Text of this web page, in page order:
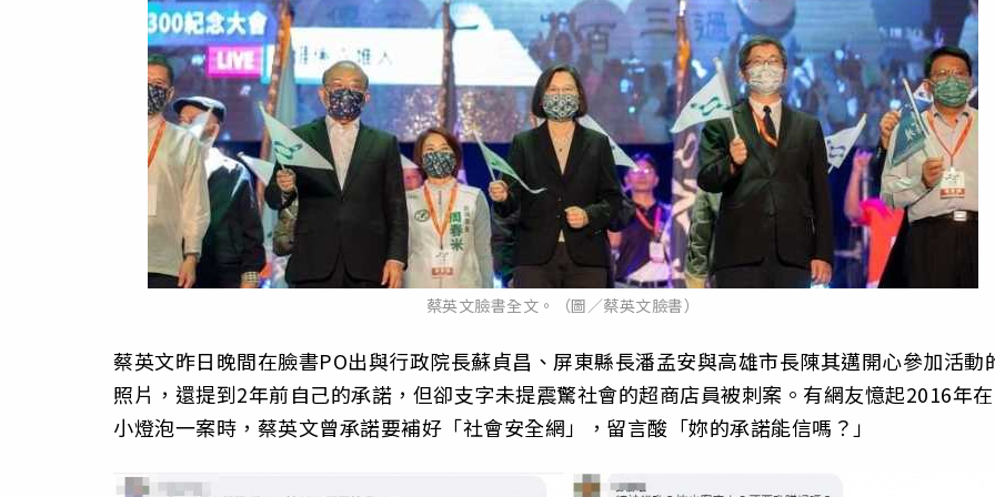
蔡英文臉書全文。（圖／蔡英文臉書）
蔡英文昨日晚間在臉書PO出與行政院長蘇貞昌、屏東縣長潘孟安與高雄市長陳其邁開心參加活動
照片，還提到2年前自己的承諾，但卻支字未提震驚社會的超商店員被刺案。有網友憶起2016年在
小燈泡一案時，蔡英文曾承諾要補好「社會安全網」，留言酸「妳的承諾能信嗎？」